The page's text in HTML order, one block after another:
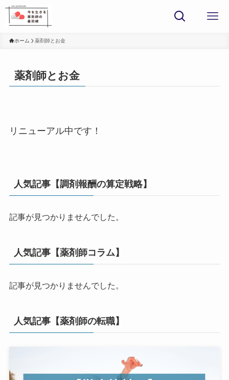
ホーム 薬剤師とお金
薬剤師とお金
リニューアル中です！
人気記事【調剤報酬の算定戦略】
記事が見つかりませんでした。
人気記事【薬剤師コラム】
記事が見つかりませんでした。
人気記事【薬剤師の転職】